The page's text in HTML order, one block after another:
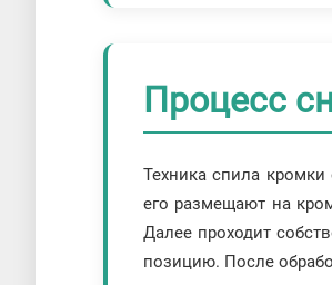
Процесс
Техника спила кромки
его размещают на
Далее проходит
позицию. После